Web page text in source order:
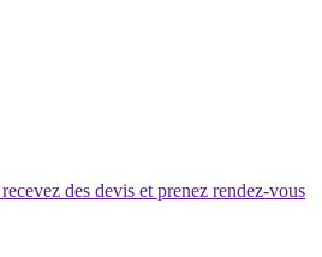
des devis et prenez rendez-vous